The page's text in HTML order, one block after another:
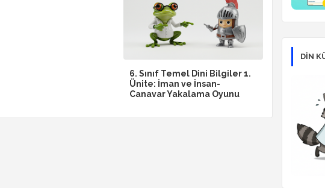
6. Sınıf Temel Dini Bilgiler 1.
Ünite: İman ve İnsan-
Canavar Yakalama Oyunu
DİN